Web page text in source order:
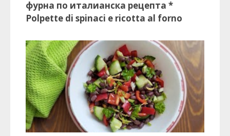
фурна по италианска рецепта *
Polpette di spinaci e ricotta al forno